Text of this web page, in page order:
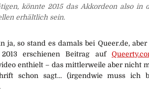
könnte 2015 das Akkordeon also in
erhältlich sein.
ja, so stand es damals bei Queer.de,
erschienen Beitrag auf
enthielt – das mittlerweile aber nicht
schon sagt… (irgendwie muss ich